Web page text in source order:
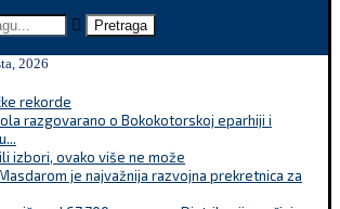
Pretraga
2026
rekorde
razgovarano o Bokokotorskoj eparhiji i
izbori, ovako više ne može
je najvažnija razvojna prekretnica za